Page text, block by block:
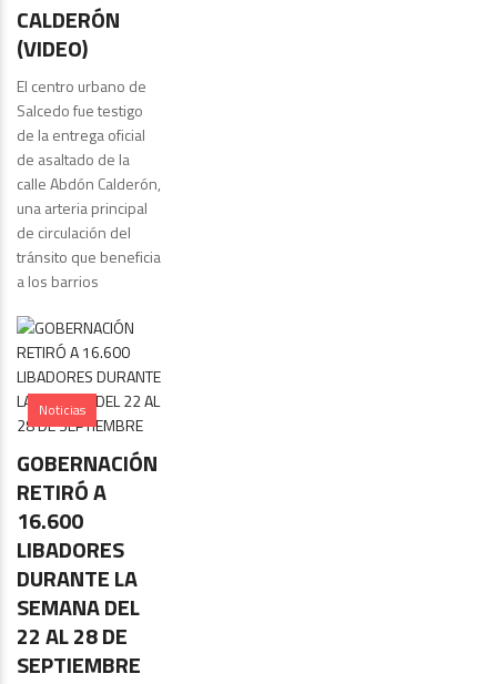
CALDERÓN
(VIDEO)
El centro urbano de
Salcedo fue testigo
de la entrega oficial
de asaltado de la
calle Abdón Calderón,
una arteria principal
de circulación del
tránsito que beneficia
a los barrios
Noticias
GOBERNACIÓN
RETIRÓ A
16.600
LIBADORES
DURANTE LA
SEMANA DEL
22 AL 28 DE
SEPTIEMBRE